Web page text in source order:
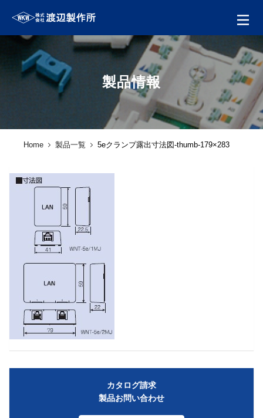
製品情報
Home 製品一覧 5eクランプ露出寸法図-thumb-179×283
カタログ請求
製品お問い合わせ